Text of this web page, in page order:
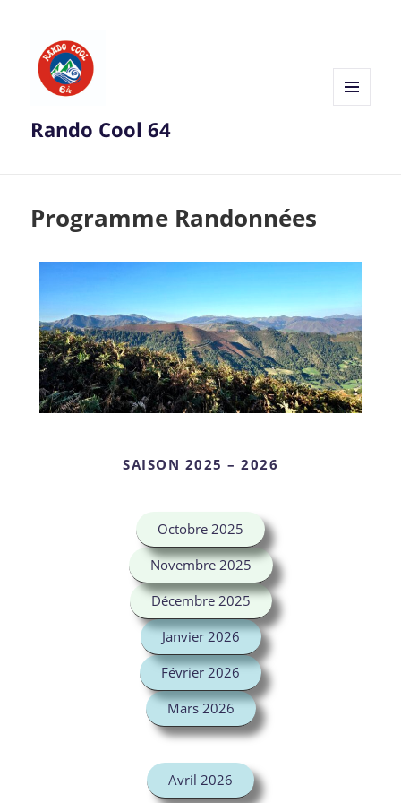
Rando Cool 64
Programme Randonnées
SAISON 2025 – 2026
Octobre 2025
Novembre 2025
Décembre 2025
Janvier 2026
Février 2026
Mars 2026
Avril 2026